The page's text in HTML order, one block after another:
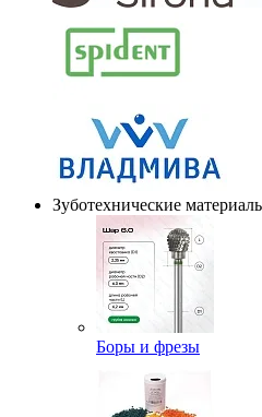
Зуботехнические
Боры и фрезы